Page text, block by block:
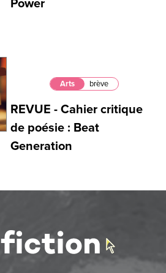
Power
Arts brève
REVUE - Cahier critique
de poésie : Beat
Generation